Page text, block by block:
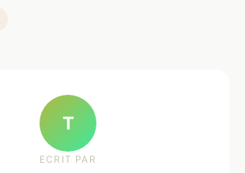
T
ECRIT PAR